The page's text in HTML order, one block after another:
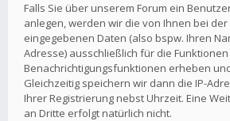
Falls Sie über unserem Forum ein
anlegen, werden wir die von Ihnen bei
eingegebenen Daten (also bspw. Ihren
Adresse) ausschließlich für die
Benachrichtigungsfunktionen erheben
Gleichzeitig speichern wir dann die IP-
Ihrer Registrierung nebst Uhrzeit. Eine
an Dritte erfolgt natürlich nicht.